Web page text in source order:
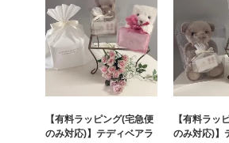
【有料ラッピング(宅急便
のみ対応)】テディベアラ
【有料ラッ
のみ対応)】